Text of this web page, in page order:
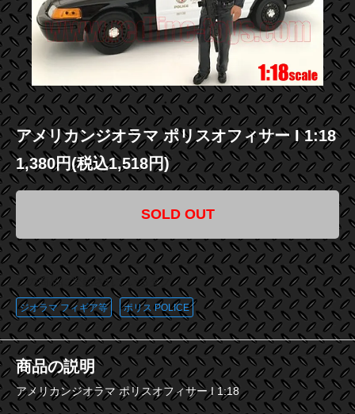
アメリカンジオラマ ポリスオフィサー I 1:18
1,380円(税込1,518円)
SOLD OUT
この商品に登録されているタグ
ジオラマ フィギア等 ポリス POLICE
商品の説明
アメリカンジオラマ ポリスオフィサー I 1:18